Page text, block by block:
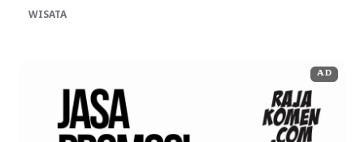
WISATA
AD